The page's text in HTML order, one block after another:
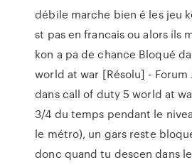
débile marche bien é les jeu
st pas en francais ou alors ils
kon a pa de chance Bloqué
world at war [Résolu] - Forum
dans call of duty 5 world at
3/4 du temps pendant le
le métro), un gars reste
donc quand tu descen dans